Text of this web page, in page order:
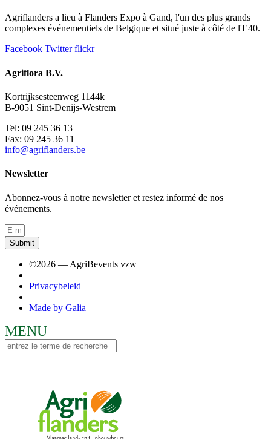
Agriflanders a lieu à Flanders Expo à Gand, l'un des plus grands
complexes événementiels de Belgique et situé juste à côté de l'E40.
Facebook Twitter flickr
Agriflora B.V.
Kortrijksesteenweg 1144k
B-9051 Sint-Denijs-Westrem
Tel: 09 245 36 13
Fax: 09 245 36 11
info@agriflanders.be
Newsletter
Abonnez-vous à notre newsletter et restez informé de nos
événements.
Submit
©2026 — AgriBevents vzw
|
Privacybeleid
|
Made by Galia